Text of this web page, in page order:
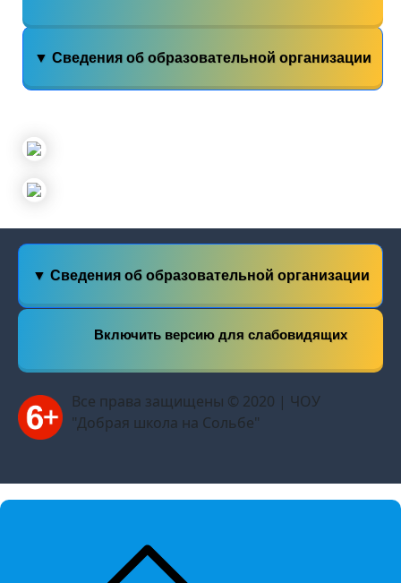
▼ Сведения об образовательной организации
▼ Сведения об образовательной организации
Включить версию для слабовидящих
Все права защищены © 2020 | ЧОУ
"Добрая школа на Сольбе"